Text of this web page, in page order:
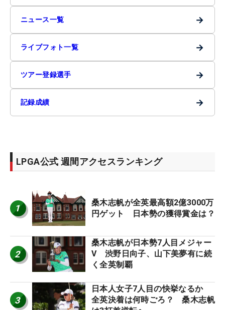
ニュース一覧 →
ライブフォト一覧 →
ツアー登録選手 →
記録成績 →
LPGA公式 週間アクセスランキング
1
桑木志帆が全英最高額2億3000万
円ゲット 日本勢の獲得賞金は？
2
桑木志帆が日本勢7人目メジャー
V 渋野日向子、山下美夢有に続
く全英制覇
3
日本人女子7人目の快挙なるか
全英決着は何時ごろ？ 桑木志帆